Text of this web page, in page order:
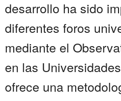
desarrollo ha sido
diferentes foros
mediante el
en las
ofrece una